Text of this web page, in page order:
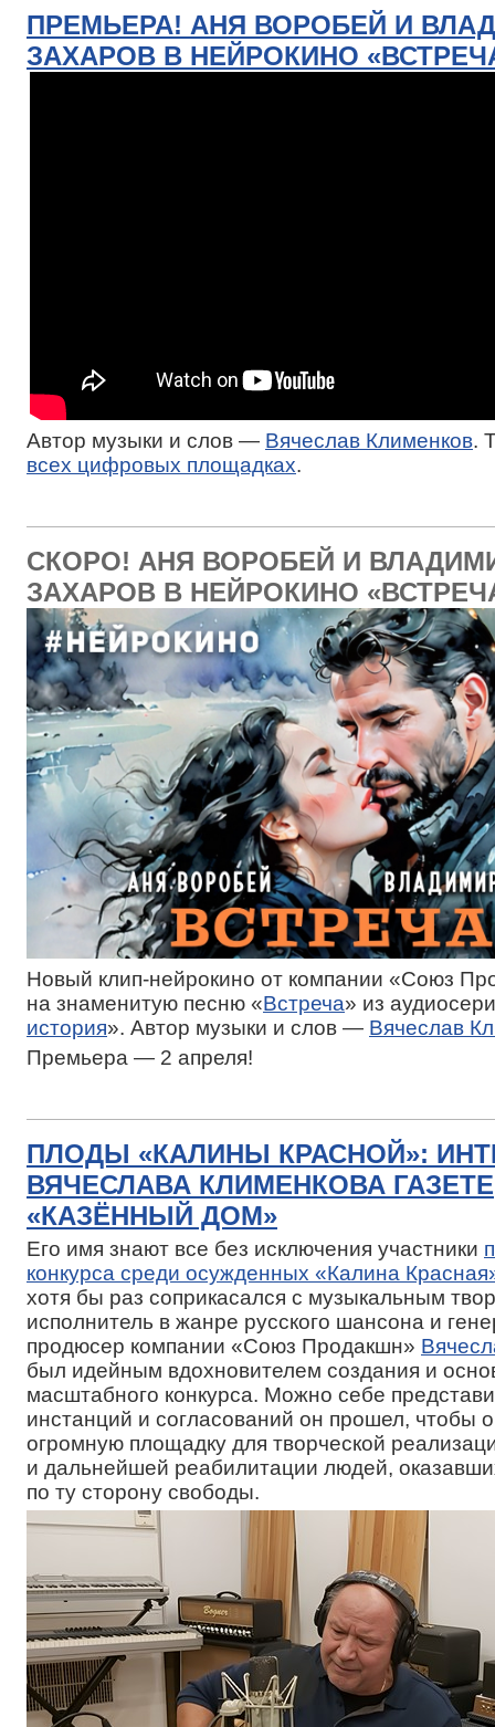
ПРЕМЬЕРА! АНЯ ВОРОБЕЙ И
ЗАХАРОВ В НЕЙРОКИНО
Автор музыки и слов — Вячеслав Клименков.
всех цифровых площадках.
СКОРО! АНЯ ВОРОБЕЙ И
ЗАХАРОВ В НЕЙРОКИНО
Новый клип-нейрокино от компании «Союз
на знаменитую песню «Встреча» из
история». Автор музыки и слов — Вячеслав
Премьера — 2 апреля!
ПЛОДЫ «КАЛИНЫ КРАСНОЙ»:
ВЯЧЕСЛАВА КЛИМЕНКОВА ГАЗЕТЕ
«КАЗЁННЫЙ ДОМ»
Его имя знают все без исключения участники
конкурса среди осужденных «Калина
хотя бы раз соприкасался с музыкальным
исполнитель в жанре русского шансона и
продюсер компании «Союз Продакшн»
был идейным вдохновителем создания и
масштабного конкурса. Можно себе
инстанций и согласований он прошел, чтобы
огромную площадку для творческой
и дальнейшей реабилитации людей,
по ту сторону свободы.